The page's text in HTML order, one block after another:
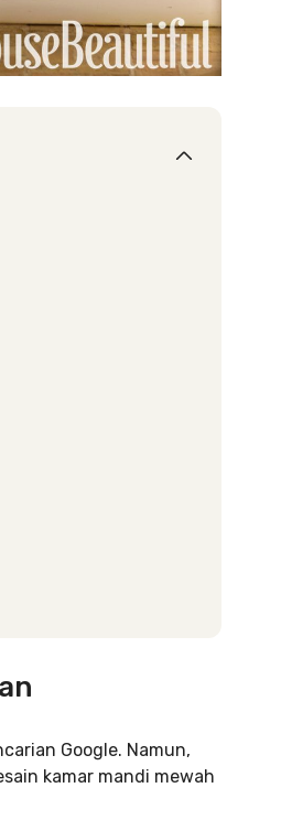
Google. Namun,
kamar mandi mewah